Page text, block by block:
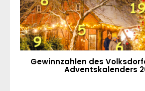
Gewinnzahlen des
Adventskalenders